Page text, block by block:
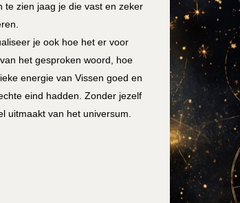
te zien jaag je die vast en zeker
je ook hoe het er voor
het gesproken woord, hoe
energie van Vissen goed en
eind hadden. Zonder jezelf
uitmaakt van het universum.